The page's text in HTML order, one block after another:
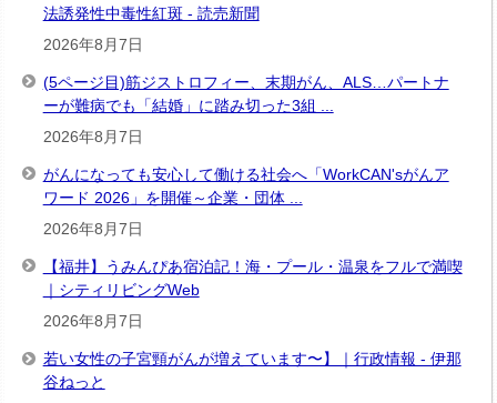
法誘発性中毒性紅斑 - 読売新聞
2026年8月7日
(5ページ目)筋ジストロフィー、末期がん、ALS…パートナ
ーが難病でも「結婚」に踏み切った3組 ...
2026年8月7日
がんになっても安心して働ける社会へ「WorkCAN'sがんア
ワード 2026」を開催～企業・団体 ...
2026年8月7日
【福井】うみんぴあ宿泊記！海・プール・温泉をフルで満喫
｜シティリビングWeb
2026年8月7日
若い女性の子宮頸がんが増えています〜】｜行政情報 - 伊那
谷ねっと